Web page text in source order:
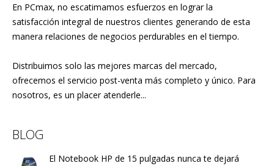
En PCmax, no escatimamos esfuerzos en lograr la
satisfacción integral de nuestros clientes generando de esta
manera relaciones de negocios perdurables en el tiempo.
Distribuimos solo las mejores marcas del mercado,
ofrecemos el servicio post-venta más completo y único. Para
nosotros, es un placer atenderle...
BLOG
El Notebook HP de 15 pulgadas nunca te dejará